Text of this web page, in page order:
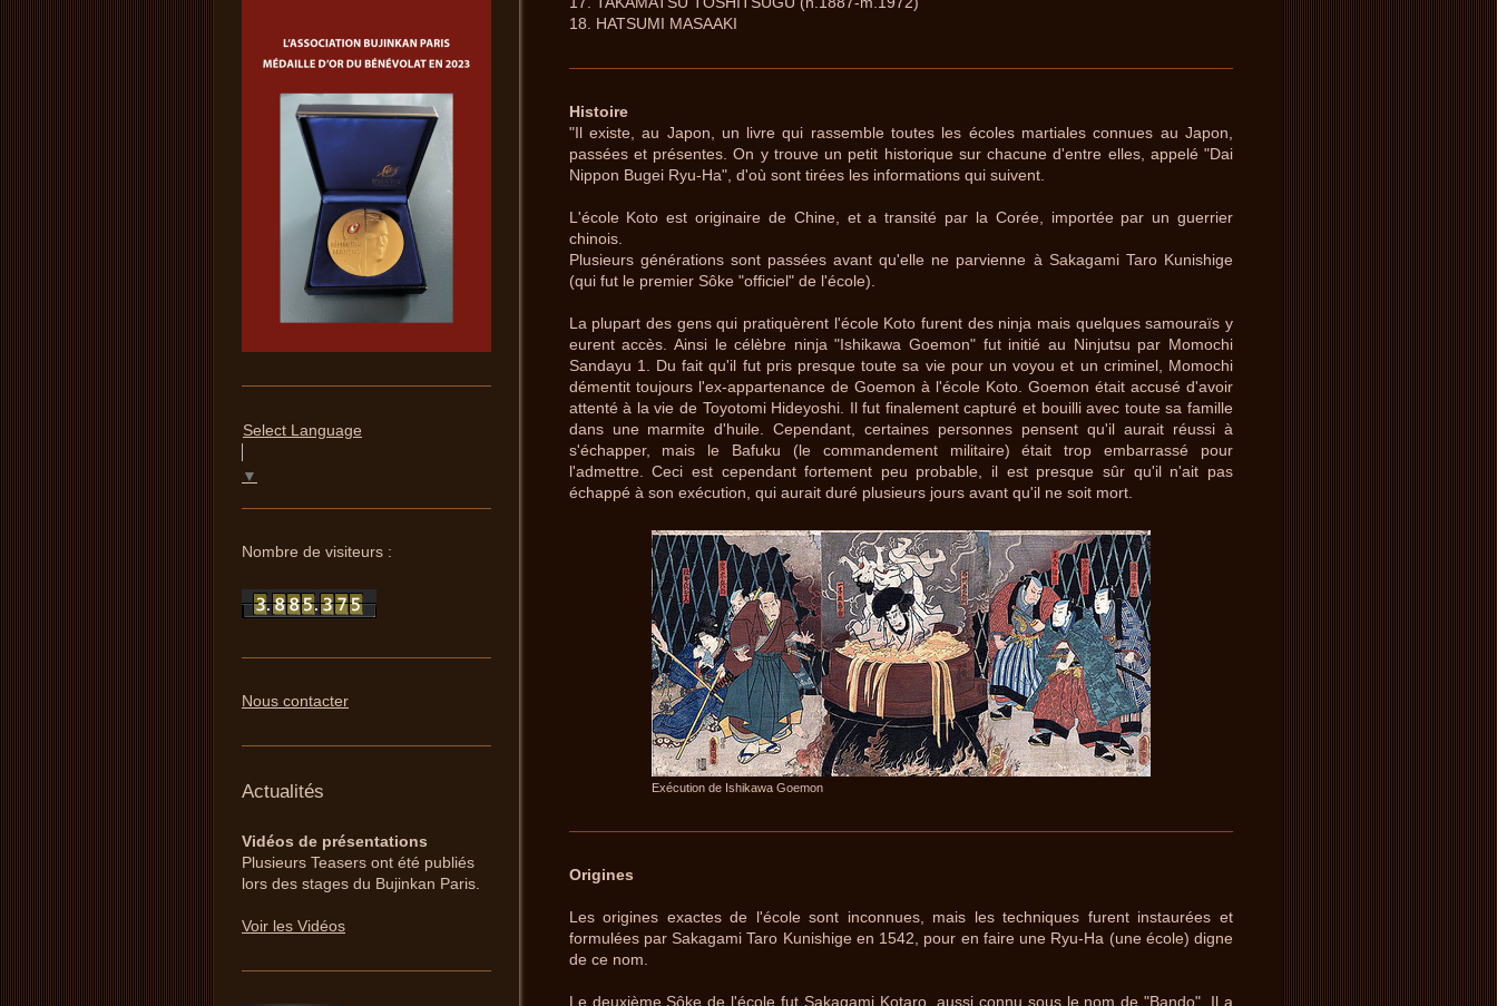
18.
HATSUMI MASAAKI
Histoire
"Il existe, au Japon, un livre qui rassemble toutes les écoles martiales connues au Japon,
passées et présentes. On y trouve un petit historique sur chacune d'entre elles, appelé "Dai
Nippon Bugei Ryu-Ha", d'où sont tirées les informations qui suivent.
L'école Koto est originaire de Chine, et a transité par la Corée, importée par un guerrier
chinois.
Plusieurs générations sont passées avant qu'elle ne parvienne à Sakagami Taro Kunishige
(qui fut le premier Sôke "officiel" de l'école).
La plupart des gens qui pratiquèrent l'école Koto furent des ninja mais quelques samouraïs y
eurent accès. Ainsi le célèbre ninja "Ishikawa Goemon" fut initié au Ninjutsu par Momochi
Sandayu 1. Du fait qu'il fut pris presque toute sa vie pour un voyou et un criminel, Momochi
démentit toujours l'ex-appartenance de Goemon à l'école Koto. Goemon était accusé d'avoir
attenté à la vie de Toyotomi Hideyoshi. Il fut finalement capturé et bouilli avec toute sa famille
dans une marmite d'huile. Cependant, certaines personnes pensent qu'il aurait réussi à
s'échapper, mais le Bafuku (le commandement militaire) était trop embarrassé pour
l'admettre. Ceci est cependant fortement peu probable, il est presque sûr qu'il n'ait pas
échappé à son exécution, qui aurait duré plusieurs jours avant qu'il ne soit mort.
Exécution de Ishikawa Goemon
Origines
Les origines exactes de l'école sont inconnues, mais les techniques furent instaurées et
formulées par Sakagami Taro Kunishige en 1542, pour en faire une Ryu-Ha (une école) digne
de ce nom.
Le deuxième Sôke de l'école fut Sakagami Kotaro, aussi connu sous le nom de "Bando". Il a
Select Language
▼
Nombre de visiteurs :
Nous contacter
Actualités
Vidéos de présentations
Plusieurs Teasers ont été publiés
lors des stages du Bujinkan Paris.
Voir les Vidéos